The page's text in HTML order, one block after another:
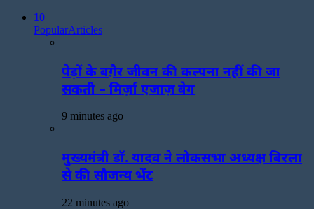
10
PopularArticles
पेड़ों के बग़ैर जीवन की कल्पना नहीं की जा
सकती – मिर्ज़ा एजाज़ बेग
9 minutes ago
मुख्यमंत्री डॉ. यादव ने लोकसभा अध्यक्ष बिरला
से की सौजन्य भेंट
22 minutes ago